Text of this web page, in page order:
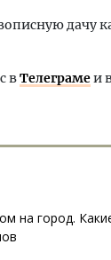
дачу
вТелеграмеи
на город.